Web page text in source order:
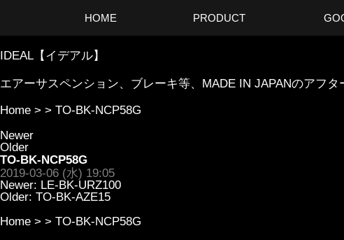
HOME PRODUCT
IDEAL【イデアル】
エアーサスペンション、ブレーキ等、MADE IN JAPANのアフ
Home > > TO-BK-NCP58G
Newer
Older
TO-BK-NCP58G
2019-03-06 (水) 19:05
Newer: LE-BK-URZ100
Older: TO-BK-AZE15
Home > > TO-BK-NCP58G